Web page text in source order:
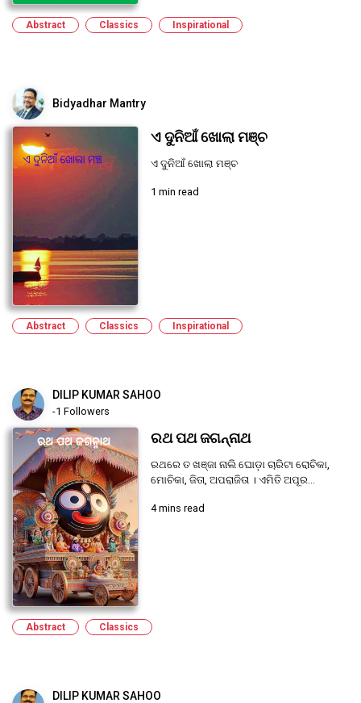
Abstract Classics Inspirational
Bidyadhar Mantry
ଏ ଦୁନିଆଁ ଖୋଲା ମଞ୍ଚ
ଏ ଦୁନିଆଁ ଖୋଲା ମଞ୍ଚ
1 min read
Abstract Classics Inspirational
DILIP KUMAR SAHOO
-1 Followers
ରଥ ପଥ ଜଗନ୍ନାଥ
ରଥରେ ତ ଖଞ୍ଜା ନାଲି ଘୋଡ଼ା ଚାରିଟା ରୋଚିକା,
ମୋଚିକା, ଜିତା, ଅପରାଜିତା । ଏମିତି ଅପୂର...
4 mins read
Abstract Classics
DILIP KUMAR SAHOO